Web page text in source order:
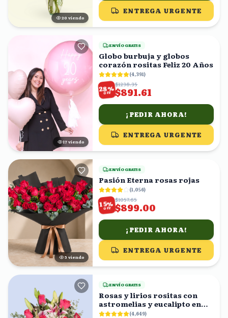
20 viendo
ENTREGA URGENTE
16 viendo
ENVÍO GRATIS
Globo burbuja y globos
corazón rositas Feliz 20 Años
(4,391)
28%
OFF
$1238.35
$891.61
¡PEDIR AHORA!
ENTREGA URGENTE
5 viendo
ENVÍO GRATIS
Pasión Eterna rosas rojas
(1,056)
15%
OFF
$1057.65
$899.00
¡PEDIR AHORA!
ENTREGA URGENTE
ENVÍO GRATIS
Rosas y lirios rositas con
astromelias y eucalipto en
florero (4,649)